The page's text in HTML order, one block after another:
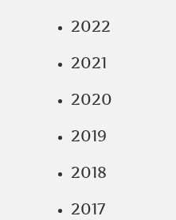
2022
2021
2020
2019
2018
2017